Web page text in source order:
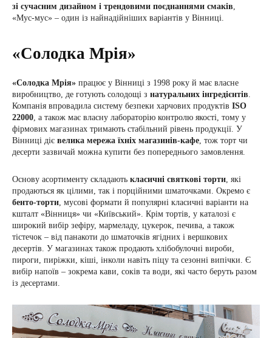
зі сучасним дизайном і трендовими поєднаннями смаків,
«Мус-мус» – один із найнадійніших варіантів у Вінниці.
«Солодка Мрія»
«Солодка Мрія» працює у Вінниці з 1998 року й має власне
виробництво, де готують солодощі з натуральних інгредієнтів.
Компанія впровадила систему безпеки харчових продуктів ISO
22000, а також має власну лабораторію контролю якості, тому у
фірмових магазинах тримають стабільний рівень продукції. У
Вінниці діє велика мережа їхніх магазинів-кафе, тож торт чи
десерти зазвичай можна купити без попереднього замовлення.
Основу асортименту складають класичні святкові торти, які
продаються як цілими, так і порційними шматочками. Окремо є
бенто-торти, мусові формати й популярні класичні варіанти на
кшталт «Вінниця» чи «Київський». Крім тортів, у каталозі є
широкий вибір зефіру, мармеладу, цукерок, печива, а також
тістечок – від панакоти до шматочків ягідних і вершкових
десертів. У магазинах також продають хлібобулочні вироби,
пироги, пиріжки, кіші, інколи навіть піцу та сезонні випічки. Є
вибір напоїв – зокрема кави, соків та води, які часто беруть разом
із десертами.